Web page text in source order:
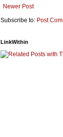
Newer Post
Subscribe to: Post
LinkWithin